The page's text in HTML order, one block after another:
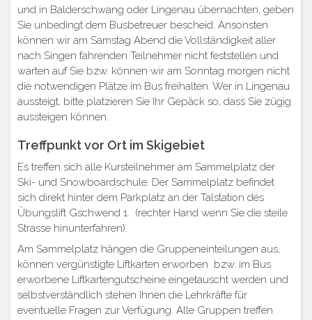
und in Balderschwang oder Lingenau übernachten, geben
Sie unbedingt dem Busbetreuer bescheid. Ansonsten
können wir am Samstag Abend die Vollständigkeit aller
nach Singen fahrenden Teilnehmer nicht feststellen und
warten auf Sie bzw. können wir am Sonntag morgen nicht
die notwendigen Plätze im Bus freihalten. Wer in Lingenau
aussteigt, bitte platzieren Sie Ihr Gepäck so, dass Sie zügig
aussteigen können.
Treffpunkt vor Ort im Skigebiet
Es treffen sich alle Kursteilnehmer am Sammelplatz der
Ski- und Snowboardschule. Der Sammelplatz befindet
sich direkt hinter dem Parkplatz an der Talstation des
Übungslift Gschwend 1. (rechter Hand wenn Sie die steile
Strasse hinunterfahren).
Am Sammelplatz hängen die Gruppeneinteilungen aus,
können vergünstigte Liftkarten erworben bzw. im Bus
erworbene Liftkartengutscheine eingetauscht werden und
selbstverständlich stehen Ihnen die Lehrkräfte für
eventuelle Fragen zur Verfügung. Alle Gruppen treffen